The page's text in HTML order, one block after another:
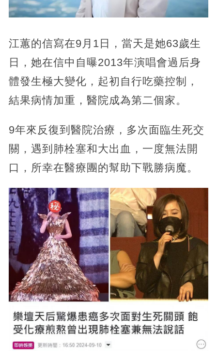
江蕙的信寫在9月1日， 當天是她63歲生
日，她在信中自曝2013年演唱會過后身
體發生極大變化，起初自行吃藥控制，
結果病情加重，醫院成為第二個家。
9年來反復到醫院治療，多次面臨生死交
關， 遇到肺栓塞和大出血，一度無法開
口，所幸在醫療團的幫助下戰勝病魔。